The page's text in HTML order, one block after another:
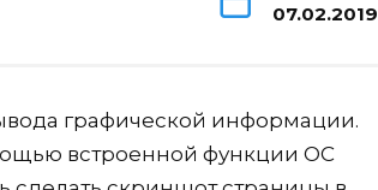
07.02.2019
графической информации.
встроенной функции ОС